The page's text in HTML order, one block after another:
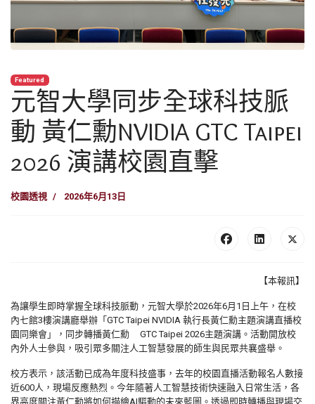
Featured
元智大學同步全球科技脈
動 黃仁勳NVIDIA GTC Taipei
2026 演講校園直擊
校園透視 2026年6月13日
【本報訊】
為讓學生即時掌握全球科技脈動，元智大學於2026年6月 1 日上午，在校
內七館3樓演講廳舉辦「 GTC Taipei NVIDIA 執行長黃仁勳主題演講直播校
園同樂會」，同步轉播黃仁勳 GTC Taipei 2026主題演講。活動開放校
內外人士參與，吸引眾多關注人工智慧發展的師生與民眾共襄盛舉。
校方表示，該活動已成為年度科技盛事，去年的校園直播活動報名人數接
近600人，現場反應熱烈。今年隨著人工智慧技術快速融入日常生活，各
界高度關注黃仁勳將如何描繪AI驅動的未來藍圖。透過即時轉播與現場交